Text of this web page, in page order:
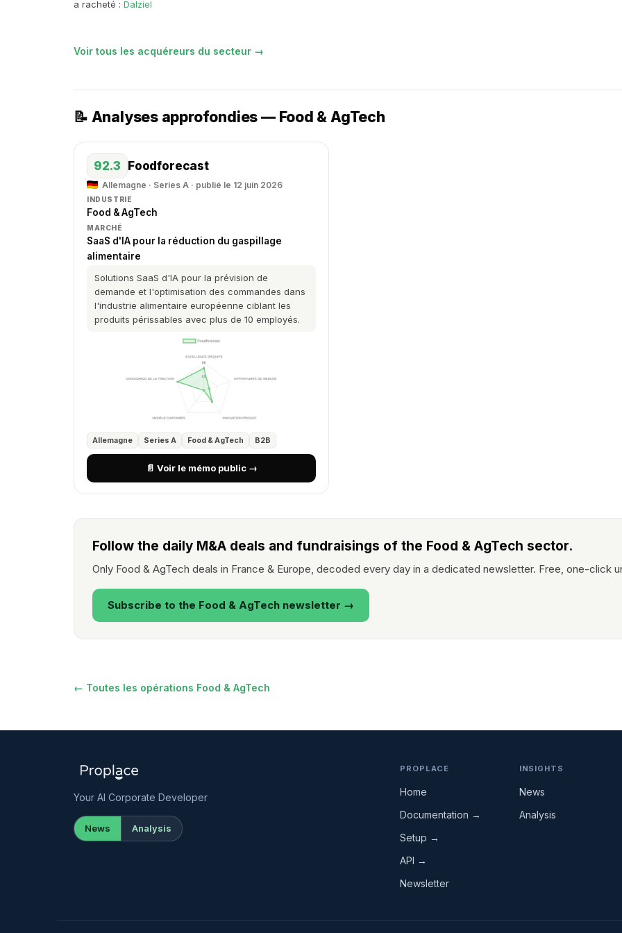
a racheté : Dalziel
Voir tous les acquéreurs du secteur →
📝 Analyses approfondies — Food & AgTech
92.3 Foodforecast
Allemagne · Series A · publié le 12 juin 2026
INDUSTRIE
Food & AgTech
MARCHÉ
SaaS d'IA pour la réduction du gaspillage
alimentaire
Solutions SaaS d'IA pour la prévision de
demande et l'optimisation des commandes dans
l'industrie alimentaire européenne ciblant les
produits périssables avec plus de 10 employés.
Allemagne Series A Food & AgTech B2B
📄 Voir le mémo public →
Follow the daily M&A deals and fundraisings of the Food & AgTech sector.
Only Food & AgTech deals in France & Europe, decoded every day in a dedicated newsletter. Free, one-click
Subscribe to the Food & AgTech newsletter →
← Toutes les opérations Food & AgTech
Your AI Corporate Developer
News Analysis
PROPLACE
Home
Documentation →
Setup →
API →
Newsletter
INSIGHTS
News
Analysis